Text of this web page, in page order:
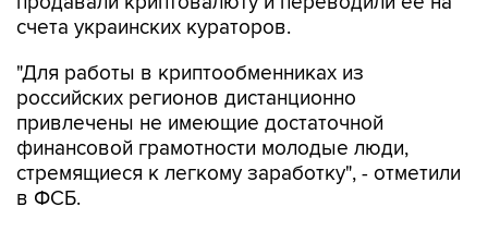
счета украинских кураторов.
"Для работы в криптообменниках из
российских регионов дистанционно
привлечены не имеющие достаточной
финансовой грамотности молодые люди,
стремящиеся к легкому заработку", - отметили
в ФСБ.